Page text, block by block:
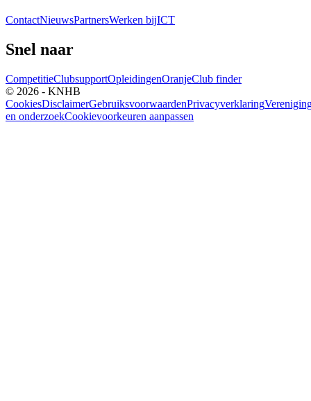
ContactNieuwsPartnersWerken bijICT
Snel naar
CompetitieClubsupportOpleidingenOranjeClub finder
© 2026 - KNHB
CookiesDisclaimerGebruiksvoorwaardenPrivacyverklaring
en onderzoekCookievoorkeuren aanpassen